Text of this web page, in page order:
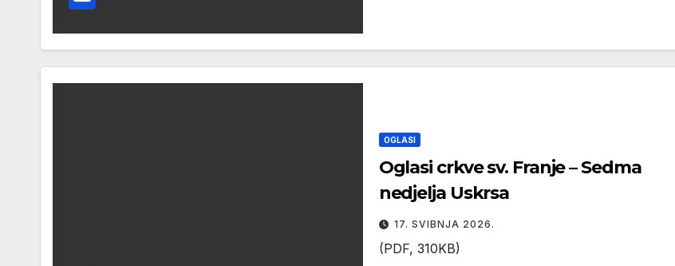
OGLASI
Oglasi crkve sv. Franje – Sedma
nedjelja Uskrsa
17. SVIBNJA 2026.
(PDF, 310KB)